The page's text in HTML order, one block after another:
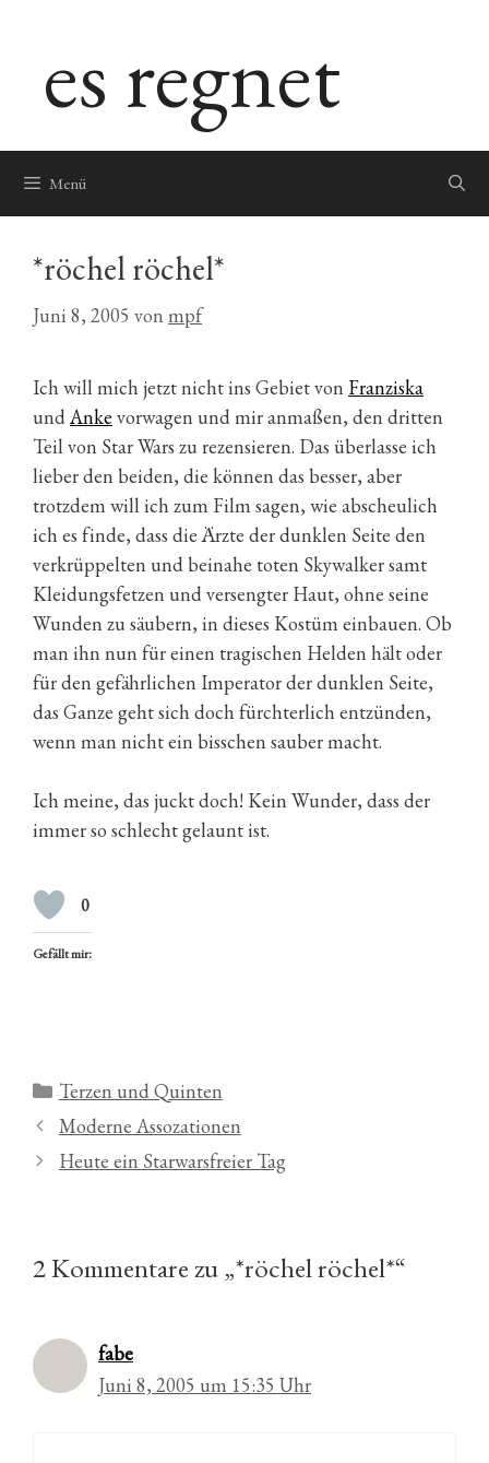
springenes regnet
Menü
*röchel röchel*
Juni 8, 2005 von mpf
Ich will mich jetzt nicht ins Gebiet von Franziska
undAnke vorwagen und mir anmaßen, den dritten
Teil von Star Wars zu rezensieren. Das überlasse ich
lieber den beiden, die können das besser, aber
trotzdem will ich zum Film sagen, wie abscheulich
ich es finde, dass die Ärzte der dunklen Seite den
verkrüppelten und beinahe toten Skywalker samt
Kleidungsfetzen und versengter Haut, ohne seine
Wunden zu säubern, in dieses Kostüm einbauen. Ob
man ihn nun für einen tragischen Helden hält oder
für den gefährlichen Imperator der dunklen Seite,
das Ganze geht sich doch fürchterlich entzünden,
wenn man nicht ein bisschen sauber macht.
Ich meine, das juckt doch! Kein Wunder, dass der
immer so schlecht gelaunt ist.
0
Gefällt mir:
Kategorien
Terzen und Quinten
Moderne Assozationen
Heute ein Starwarsfreier Tag
2 Kommentare zu „*röchel röchel*“
fabe
Juni 8, 2005 um 15:35 Uhr